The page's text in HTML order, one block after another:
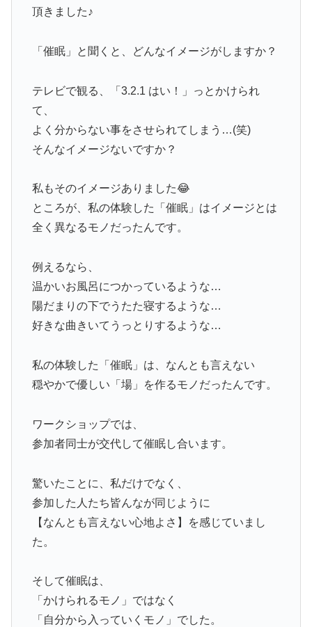
頂きました♪
「催眠」と聞くと、どんなイメージがしますか？
テレビで観る、「3.2.1 はい！」っとかけられ
て、
よく分からない事をさせられてしまう…(笑)
そんなイメージないですか？
私もそのイメージありました😂
ところが、私の体験した「催眠」はイメージとは
全く異なるモノだったんです。
例えるなら、
温かいお風呂につかっているような…
陽だまりの下でうたた寝するような…
好きな曲きいてうっとりするような…
私の体験した「催眠」は、なんとも言えない
穏やかで優しい「場」を作るモノだったんです。
ワークショップでは、
参加者同士が交代して催眠し合います。
驚いたことに、私だけでなく、
参加した人たち皆んなが同じように
【なんとも言えない心地よさ】を感じていまし
た。
そして催眠は、
「かけられるモノ」ではなく
「自分から入っていくモノ」でした。